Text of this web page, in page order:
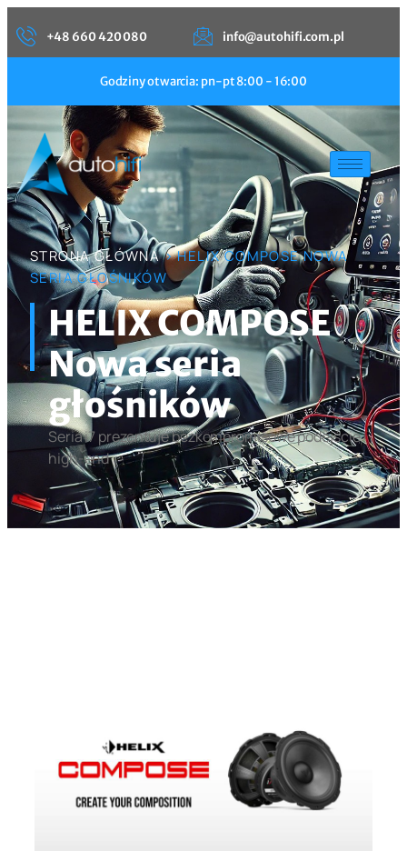
+48 660 420 080 info@autohifi.com.pl
Godziny otwarcia: pn-pt 8:00 - 16:00
STRONA GŁÓWNA> HELIX COMPOSE NOWA
SERIA GŁOŚNIKÓW
HELIX COMPOSE
Nowa seria
głośników
Seria i7 prezentuje bezkompromisowe podejście
high-end